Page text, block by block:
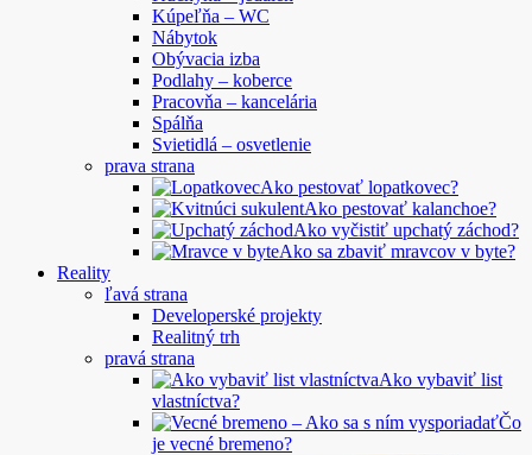
Kúpeľňa – WC
Nábytok
Obývacia izba
Podlahy – koberce
Pracovňa – kancelária
Spálňa
Svietidlá – osvetlenie
prava strana
Ako pestovať lopatkovec?
Ako pestovať kalanchoe?
Ako vyčistiť upchatý záchod?
Ako sa zbaviť mravcov v byte?
Reality
ľavá strana
Developerské projekty
Realitný trh
pravá strana
Ako vybaviť list
vlastníctva?
Čo
je vecné bremeno?